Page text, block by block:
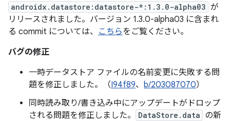
androidx.datastore:datastore-*:1.3.0-alpha03 が
リリースされました。バージョン 1.3.0-alpha03 に含まれ
る commit については、 こちらをご覧ください。
バグの修正
一時データストア ファイルの名前変更に失敗する問
題を修正しました。（I94f89、 b/203087070）
同時読み取り/書き込み中にアップデートがドロップ
される問題を修正しました。
DataStore.data の新